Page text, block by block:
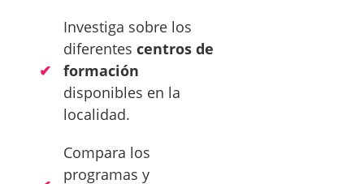
Investiga sobre los
diferentes centros de
formación
disponibles en la
localidad.
Compara los
programas y